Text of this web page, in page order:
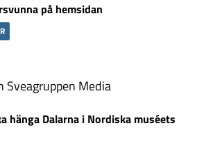
på hemsidan
Sveagruppen Media
hänga Dalarna i Nordiska muséets